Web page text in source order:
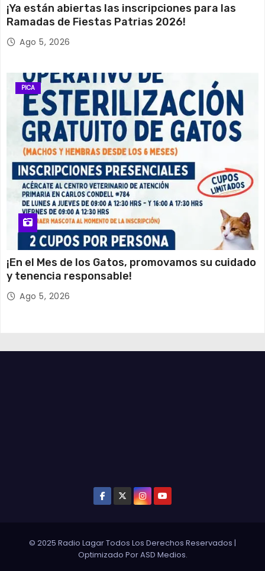
¡Ya están abiertas las inscripciones para las
Ramadas de Fiestas Patrias 2026!
Ago 5, 2026
PICA
¡En el Mes de los Gatos, promovamos su cuidado
y tenencia responsable!
Ago 5, 2026
© 2025 Radio Lagar Todos Los Derechos Reservados |
Optimizado PorASD Medios.